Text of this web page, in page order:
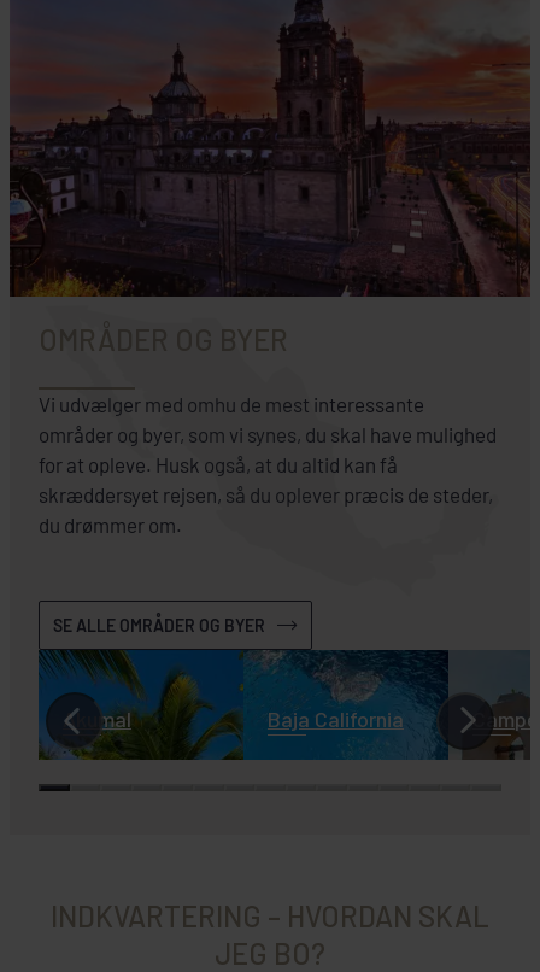
OMRÅDER OG BYER
Vi udvælger med omhu de mest interessante
områder og byer, som vi synes, du skal have mulighed
for at opleve. Husk også, at du altid kan få
skræddersyet rejsen, så du oplever præcis de steder,
du drømmer om.
SE ALLE OMRÅDER OG BYER
Akumal Baja California
INDKVARTERING – HVORDAN SKAL
JEG BO?